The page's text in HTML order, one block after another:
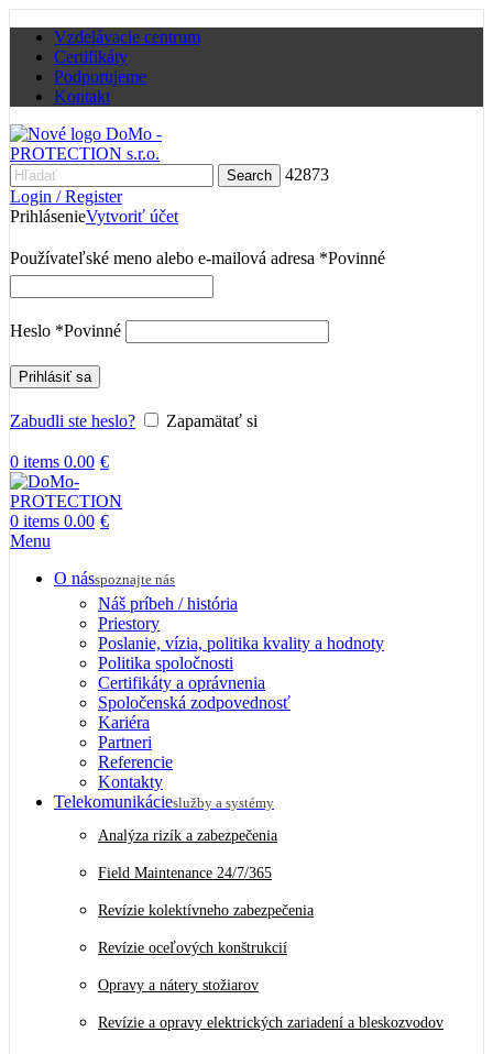
Vzdelávacie centrum
Certifikáty
Podporujeme
Kontakt
Search
42873
Login / Register
PrihlásenieVytvoriť účet
Používateľské meno alebo e-mailová adresa *Povinné
Heslo *Povinné
Prihlásiť sa
Zabudli ste heslo? Zapamätať si
0 items 0.00 €
0 items 0.00 €
Menu
O násspoznajte nás
Náš príbeh / história
Priestory
Poslanie, vízia, politika kvality a hodnoty
Politika spoločnosti
Certifikáty a oprávnenia
Spoločenská zodpovednosť
Kariéra
Partneri
Referencie
Kontakty
Telekomunikácieslužby a systémy
Analýza rizík a zabezpečenia
Field Maintenance 24/7/365
Revízie kolektívneho zabezpečenia
Revízie oceľových konštrukcií
Opravy a nátery stožiarov
Revízie a opravy elektrických zariadení a bleskozvodov